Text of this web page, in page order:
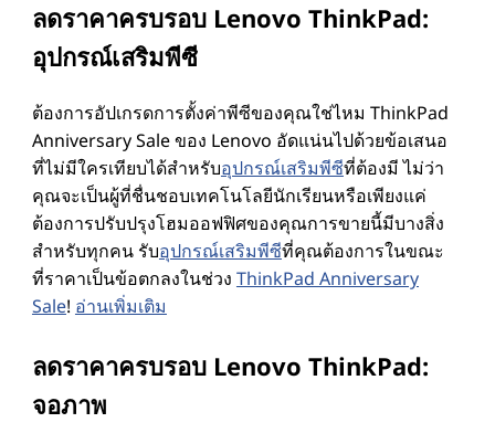
ลดราคาครบรอบ Lenovo ThinkPad:
อุปกรณ์เสริมพีซี
ต้องการอัปเกรดการตั้งค่าพีซีของคุณใช่ไหม ThinkPad
Anniversary Sale ของ Lenovo อัดแน่นไปด้วยข้อเสนอ
ที่ไม่มีใครเทียบได้สําหรับอุปกรณ์เสริมพีซีที่ต้องมี ไม่ว่า
คุณจะเป็นผู้ที่ชื่นชอบเทคโนโลยีนักเรียนหรือเพียงแค่
ต้องการปรับปรุงโฮมออฟฟิศของคุณการขายนี้มีบางสิ่ง
สําหรับทุกคน รับอุปกรณ์เสริมพีซีที่คุณต้องการในขณะ
ที่ราคาเป็นข้อตกลงในช่วง ThinkPad Anniversary
Sale! อ่านเพิ่มเติม
ลดราคาครบรอบ Lenovo ThinkPad:
จอภาพ